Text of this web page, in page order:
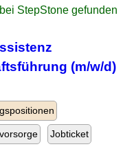
StepStone gefunden
(m/w/d)
Jobticket